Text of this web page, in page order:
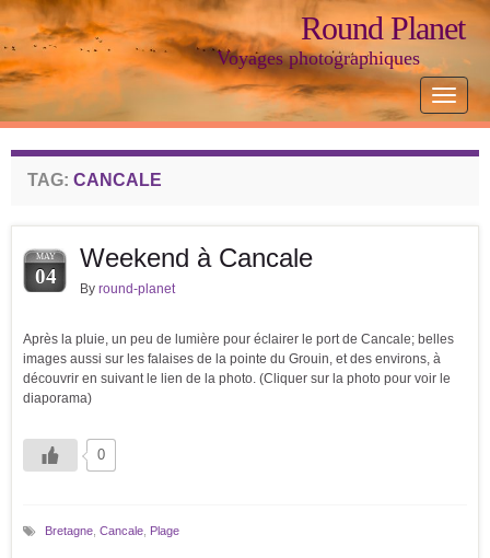
Toggle
Round Planet
Voyages photographiques
TAG: CANCALE
MAY
04
Weekend à Cancale
By round-planet
Après la pluie, un peu de lumière pour éclairer le port de Cancale; belles
images aussi sur les falaises de la pointe du Grouin, et des environs, à
découvrir en suivant le lien de la photo. (Cliquer sur la photo pour voir le
diaporama)
0
Bretagne Cancale Plage